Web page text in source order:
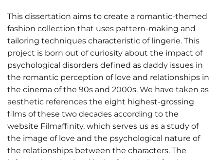
This dissertation aims to create a romantic-themed
fashion collection that uses pattern-making and
tailoring techniques characteristic of lingerie. This
project is born out of curiosity about the impact of
psychological disorders defined as daddy issues in
the romantic perception of love and relationships in
the cinema of the 90s and 2000s. We have taken as
aesthetic references the eight highest-grossing
films of these two decades according to the
website Filmaffinity, which serves us as a study of
the image of love and the psychological nature of
the relationships between the characters. The